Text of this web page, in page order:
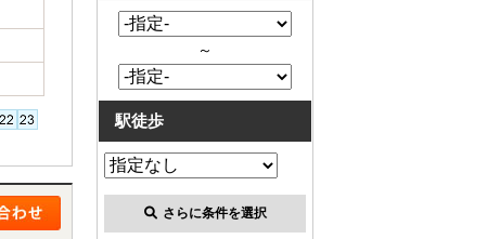
～
駅徒歩
さらに条件を選択